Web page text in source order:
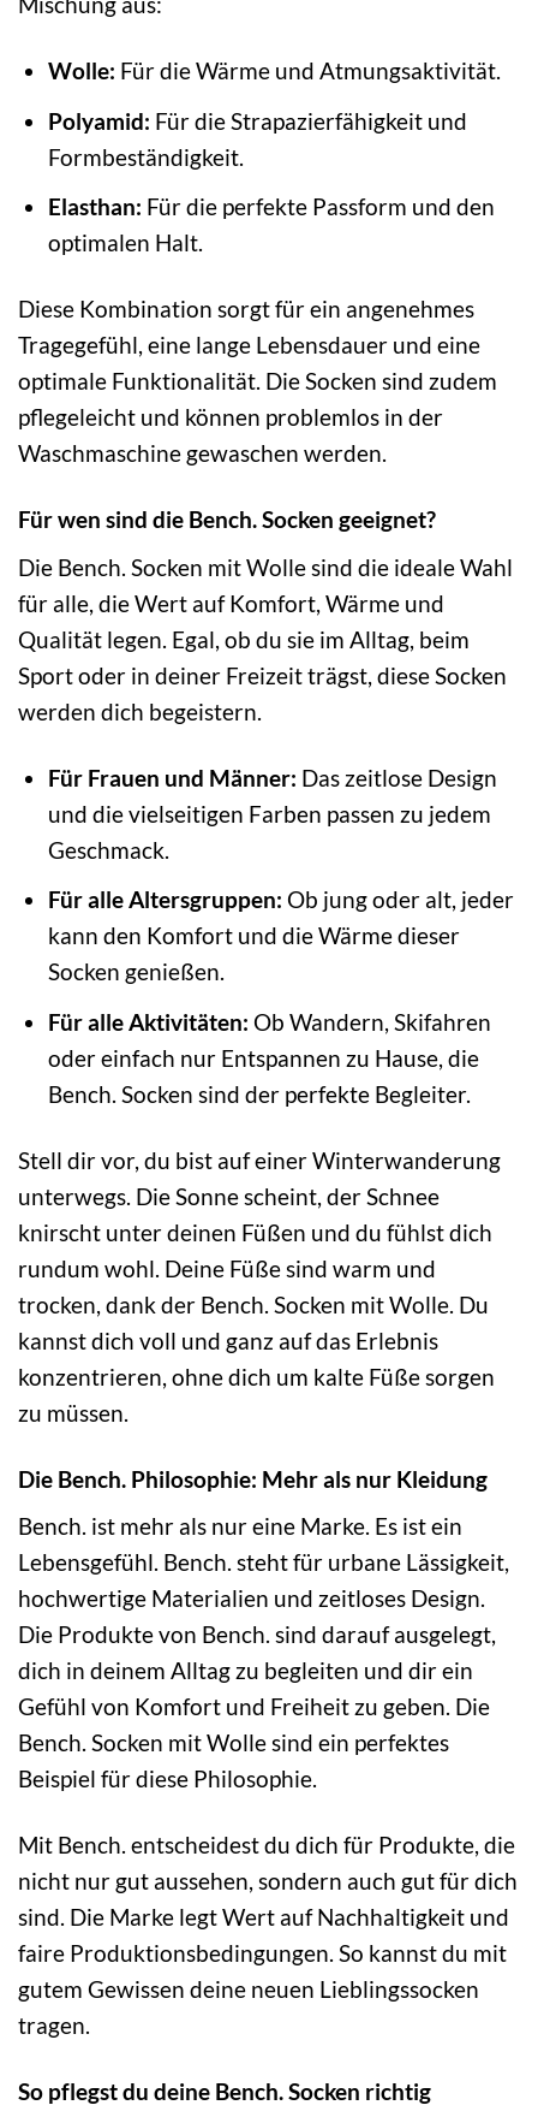
Wolle: Für die Wärme und Atmungsaktivität.
Polyamid: Für die Strapazierfähigkeit und
Formbeständigkeit.
Elasthan: Für die perfekte Passform und den
optimalen Halt.
Diese Kombination sorgt für ein angenehmes
Tragegefühl, eine lange Lebensdauer und eine
optimale Funktionalität. Die Socken sind zudem
pflegeleicht und können problemlos in der
Waschmaschine gewaschen werden.
Für wen sind die Bench. Socken geeignet?
Die Bench. Socken mit Wolle sind die ideale Wahl
für alle, die Wert auf Komfort, Wärme und
Qualität legen. Egal, ob du sie im Alltag, beim
Sport oder in deiner Freizeit trägst, diese Socken
werden dich begeistern.
Für Frauen und Männer: Das zeitlose Design
und die vielseitigen Farben passen zu jedem
Geschmack.
Für alle Altersgruppen: Ob jung oder alt, jeder
kann den Komfort und die Wärme dieser
Socken genießen.
Für alle Aktivitäten: Ob Wandern, Skifahren
oder einfach nur Entspannen zu Hause, die
Bench. Socken sind der perfekte Begleiter.
Stell dir vor, du bist auf einer Winterwanderung
unterwegs. Die Sonne scheint, der Schnee
knirscht unter deinen Füßen und du fühlst dich
rundum wohl. Deine Füße sind warm und
trocken, dank der Bench. Socken mit Wolle. Du
kannst dich voll und ganz auf das Erlebnis
konzentrieren, ohne dich um kalte Füße sorgen
zu müssen.
Die Bench. Philosophie: Mehr als nur Kleidung
Bench. ist mehr als nur eine Marke. Es ist ein
Lebensgefühl. Bench. steht für urbane Lässigkeit,
hochwertige Materialien und zeitloses Design.
Die Produkte von Bench. sind darauf ausgelegt,
dich in deinem Alltag zu begleiten und dir ein
Gefühl von Komfort und Freiheit zu geben. Die
Bench. Socken mit Wolle sind ein perfektes
Beispiel für diese Philosophie.
Mit Bench. entscheidest du dich für Produkte, die
nicht nur gut aussehen, sondern auch gut für dich
sind. Die Marke legt Wert auf Nachhaltigkeit und
faire Produktionsbedingungen. So kannst du mit
gutem Gewissen deine neuen Lieblingssocken
tragen.
So pflegst du deine Bench. Socken richtig